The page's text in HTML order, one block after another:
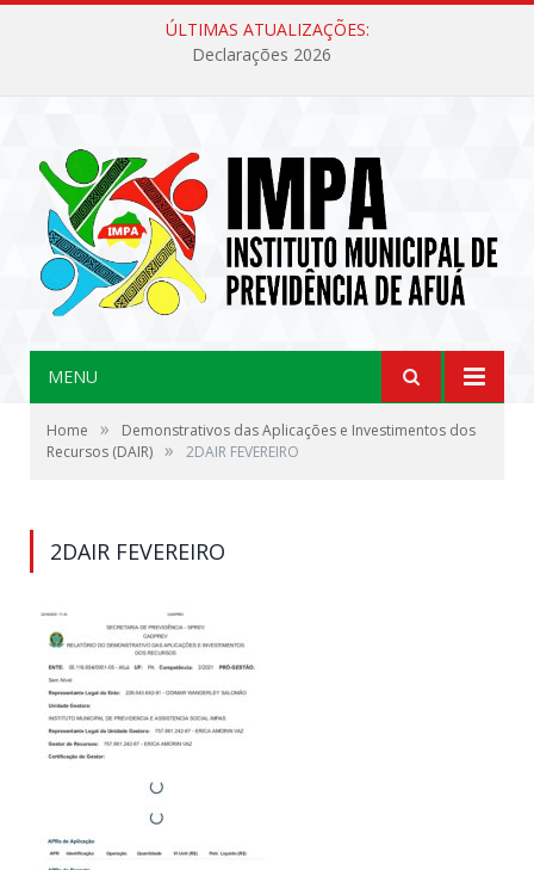
ÚLTIMAS ATUALIZAÇÕES:
Declarações 2026
MENU
Home »
Demonstrativos das Aplicações e Investimentos dos
Recursos (DAIR) » 2DAIR FEVEREIRO
2DAIR FEVEREIRO